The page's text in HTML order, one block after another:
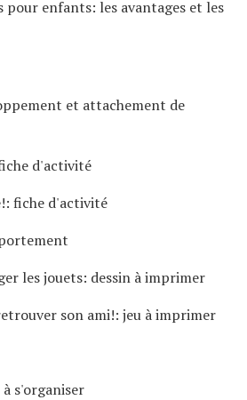
enfants: les avantages et les
et attachement de
d'activité
fiche d'activité
les jouets: dessin à imprimer
son ami!: jeu à imprimer
s'organiser